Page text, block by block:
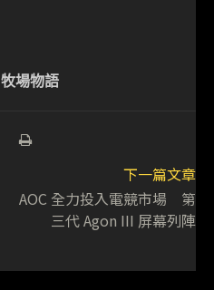
牧場物語
下一篇文章
AOC 全力投入電競市場 第
三代 Agon III 屏幕列陣